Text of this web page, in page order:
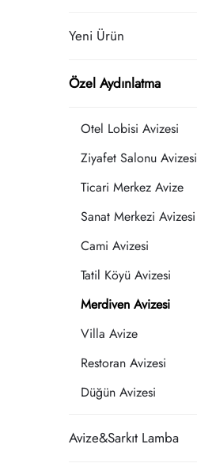
Yeni Ürün
Özel Aydınlatma
Otel Lobisi Avizesi
Ziyafet Salonu Avizesi
Ticari Merkez Avize
Sanat Merkezi Avizesi
Cami Avizesi
Tatil Köyü Avizesi
Merdiven Avizesi
Villa Avize
Restoran Avizesi
Düğün Avizesi
Avize&Sarkıt Lamba